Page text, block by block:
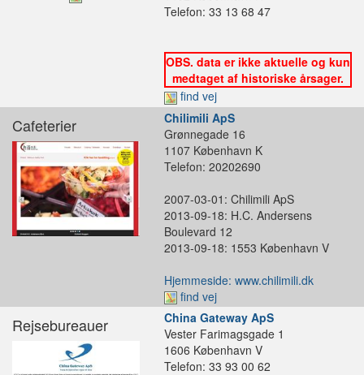
Telefon: 33 13 68 47
OBS. data er ikke aktuelle og kun
medtaget af historiske årsager.
find vej
Cafeterier
Chilimili ApS
Grønnegade 16
1107 København K
Telefon: 20202690
2007-03-01: Chilimili ApS
2013-09-18: H.C. Andersens
Boulevard 12
2013-09-18: 1553 København V
Hjemmeside: www.chilimili.dk
find vej
Rejsebureauer
China Gateway ApS
Vester Farimagsgade 1
1606 København V
Telefon: 33 93 00 62